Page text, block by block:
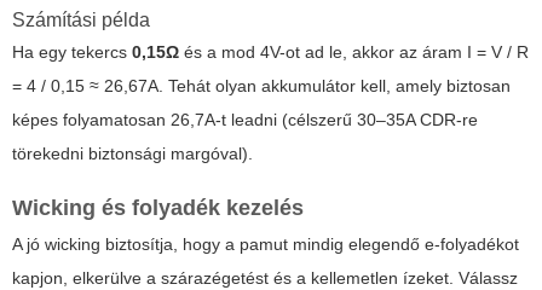
Számítási példa
Ha egy tekercs 0,15Ω és a mod 4V-ot ad le, akkor az áram I = V / R
= 4 / 0,15 ≈ 26,67A. Tehát olyan akkumulátor kell, amely biztosan
képes folyamatosan 26,7A-t leadni (célszerű 30–35A CDR-re
törekedni biztonsági margóval).
Wicking és folyadék kezelés
A jó wicking biztosítja, hogy a pamut mindig elegendő e-folyadékot
kapjon, elkerülve a szárazégetést és a kellemetlen ízeket. Válassz